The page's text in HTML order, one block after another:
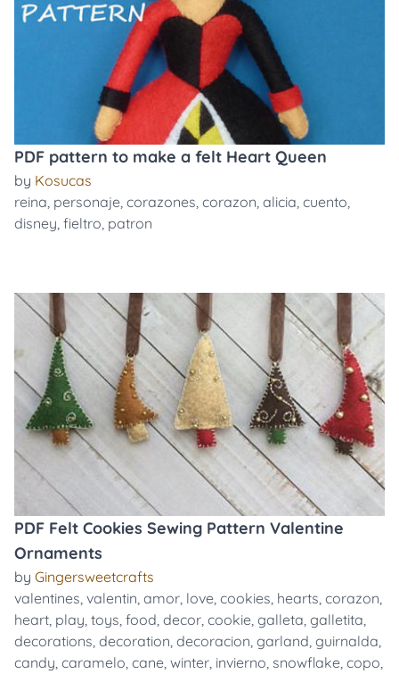
PDF pattern to make a felt Heart Queen
by Kosucas
reina, personaje, corazones, corazon, alicia, cuento,
disney, fieltro, patron
PDF Felt Cookies Sewing Pattern Valentine
Ornaments
by Gingersweetcrafts
valentines, valentin, amor, love, cookies, hearts, corazon,
heart, play, toys, food, decor, cookie, galleta, galletita,
decorations, decoration, decoracion, garland, guirnalda,
candy, caramelo, cane, winter, invierno, snowflake, copo,